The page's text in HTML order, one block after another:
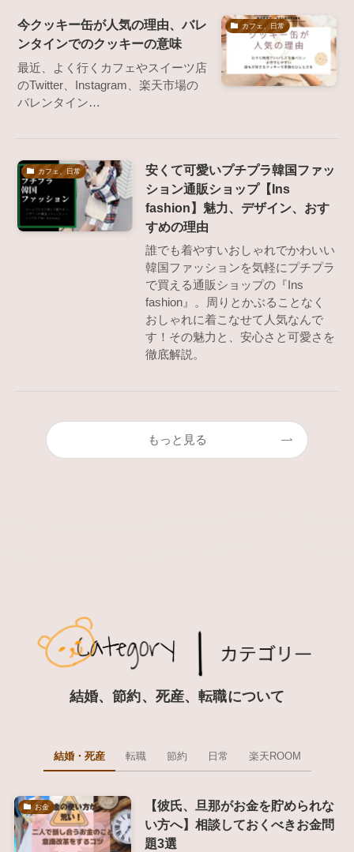
カフェ、日常
今クッキー缶が人気の理由、バレ
ンタインでのクッキーの意味
最近、よく行くカフェやスイーツ店
のTwitter、Instagram、楽天市場の
バレンタイン…
カフェ、日常
安くて可愛いプチプラ韓国ファッ
ション通販ショップ【Ins
fashion】魅力、デザイン、おす
すめの理由
誰でも着やすいおしゃれでかわいい
韓国ファッションを気軽にプチプラ
で買える通販ショップの『Ins
fashion』。周りとかぶることなく
おしゃれに着こなせて人気なんで
す！その魅力と、安心さと可愛さを
徹底解説。
もっと見る
結婚、節約、死産、転職について
結婚・死産 転職 節約 日常 楽天ROOM
お金
【彼氏、旦那がお金を貯められな
い方へ】相談しておくべきお金問
題3選